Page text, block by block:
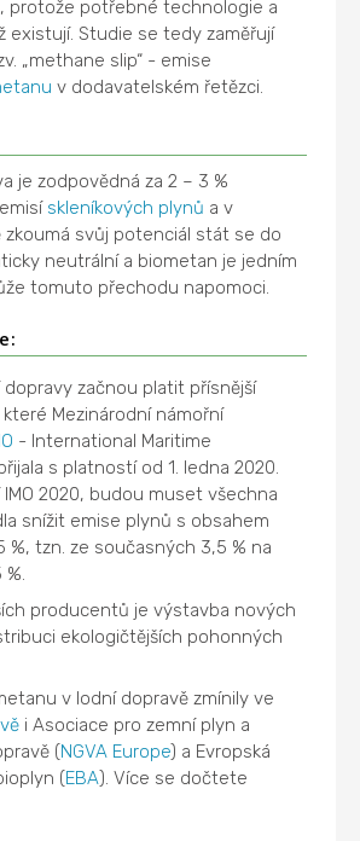
protože potřebné technologie a
existují. Studie se tedy zaměřují
„methane slip“ - emise
v dodavatelském řetězci.
je zodpovědná za 2 – 3 %
skleníkových plynů a v
zkoumá svůj potenciál stát se do
neutrální a biometan je jedním
tomuto přechodu napomoci.
začnou platit přísnější
Mezinárodní námořní
- International Maritime
s platností od 1. ledna 2020.
IMO 2020, budou muset všechna
snížit emise plynů s obsahem
%, tzn. ze současných 3,5 % na
producentů je výstavba nových
ekologičtějších pohonných
v lodní dopravě zmínily ve
i Asociace pro zemní plyn a
( NGVA Europe) a Evropská
( EBA). Více se dočtete